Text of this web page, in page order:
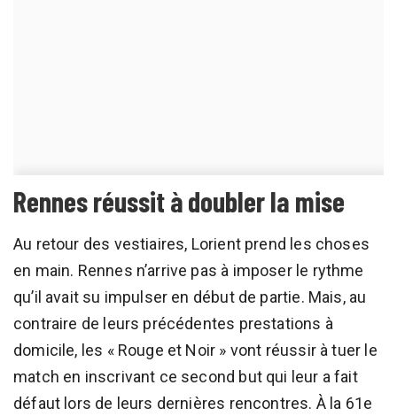
Rennes réussit à doubler la mise
Au retour des vestiaires, Lorient prend les choses
en main. Rennes n’arrive pas à imposer le rythme
qu’il avait su impulser en début de partie. Mais, au
contraire de leurs précédentes prestations à
domicile, les « Rouge et Noir » vont réussir à tuer le
match en inscrivant ce second but qui leur a fait
défaut lors de leurs dernières rencontres. À la 61e